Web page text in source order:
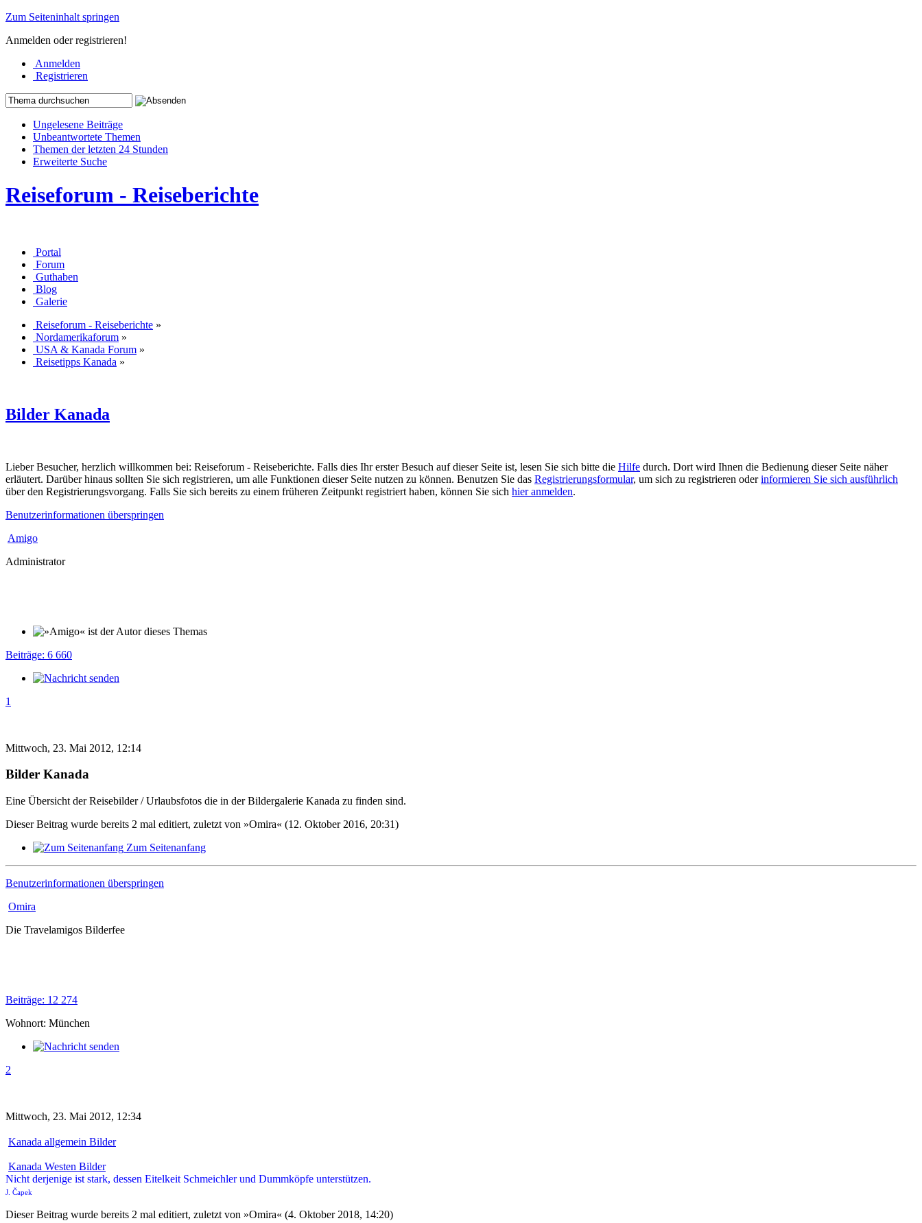
Zum Seiteninhalt springen
Anmelden oder registrieren!
Anmelden
Registrieren
Ungelesene Beiträge
Unbeantwortete Themen
Themen der letzten 24 Stunden
Erweiterte Suche
Reiseforum - Reiseberichte
Portal
Forum
Guthaben
Blog
Galerie
Reiseforum - Reiseberichte »
Nordamerikaforum »
USA & Kanada Forum »
Reisetipps Kanada »
Bilder Kanada
Lieber Besucher, herzlich willkommen bei: Reiseforum - Reiseberichte. Falls dies Ihr erster Besuch auf dieser Seite ist, lesen Sie sich bitte die Hilfe durch. Dort wird Ihnen die Bedienung dieser Seite näher
erläutert. Darüber hinaus sollten Sie sich registrieren, um alle Funktionen dieser Seite nutzen zu können. Benutzen Sie das Registrierungsformular, um sich zu registrieren oderinformieren Sie sich ausführlich
über den Registrierungsvorgang. Falls Sie sich bereits zu einem früheren Zeitpunkt registriert haben, können Sie sich hier anmelden.
Benutzerinformationen überspringen
Amigo
Administrator
Beiträge: 6 660
1
Mittwoch, 23. Mai 2012, 12:14
Bilder Kanada
Eine Übersicht der Reisebilder / Urlaubsfotos die in der Bildergalerie Kanada zu finden sind.
Dieser Beitrag wurde bereits 2 mal editiert, zuletzt von »Omira« (12. Oktober 2016, 20:31)
Zum Seitenanfang
Benutzerinformationen überspringen
Omira
Die Travelamigos Bilderfee
Beiträge: 12 274
Wohnort: München
2
Mittwoch, 23. Mai 2012, 12:34
Kanada allgemein Bilder
Kanada Westen Bilder
Nicht derjenige ist stark, dessen Eitelkeit Schmeichler und Dummköpfe unterstützen.
J. Čapek
Dieser Beitrag wurde bereits 2 mal editiert, zuletzt von »Omira« (4. Oktober 2018, 14:20)